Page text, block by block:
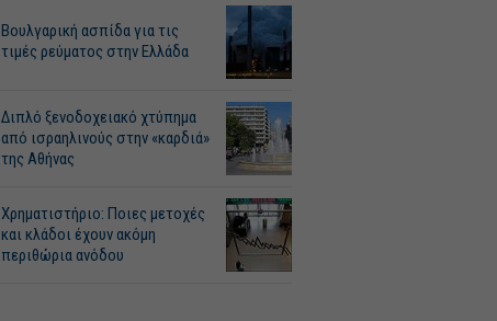
Βουλγαρική ασπίδα για τις
τιμές ρεύματος στην Ελλάδα
Διπλό ξενοδοχειακό χτύπημα
από ισραηλινούς στην «καρδιά»
της Αθήνας
Χρηματιστήριο: Ποιες μετοχές
και κλάδοι έχουν ακόμη
περιθώρια ανόδου